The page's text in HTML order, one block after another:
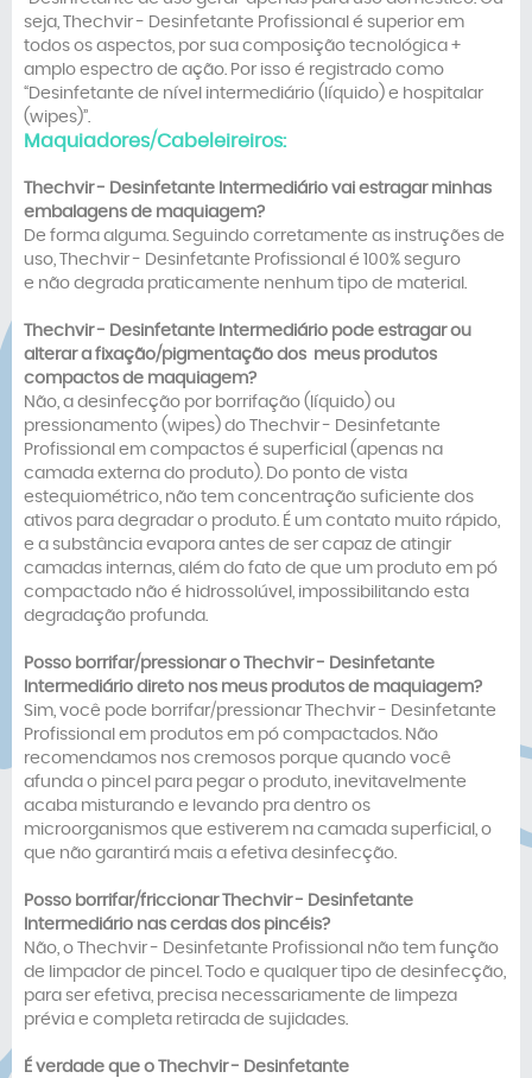
seja, Thechvir - Desinfetante Profissional é superior em
todos os aspectos, por sua composição tecnológica +
amplo espectro de ação. Por isso é registrado como
“Desinfetante de nível intermediário (líquido) e hospitalar
(wipes)”.
Maquiadores/Cabeleireiros:
Thechvir - Desinfetante Intermediário vai estragar minhas
embalagens de maquiagem?
De forma alguma. Seguindo corretamente as instruções de
uso, Thechvir - Desinfetante Profissional é 100% seguro
e não degrada praticamente nenhum tipo de material.
Thechvir - Desinfetante Intermediário pode estragar ou
alterar a fixação/pigmentação dos meus produtos
compactos de maquiagem?
Não, a desinfecção por borrifação (líquido) ou
pressionamento (wipes) do Thechvir - Desinfetante
Profissional em compactos é superficial (apenas na
camada externa do produto). Do ponto de vista
estequiométrico, não tem concentração suficiente dos
ativos para degradar o produto. É um contato muito rápido,
e a substância evapora antes de ser capaz de atingir
camadas internas, além do fato de que um produto em pó
compactado não é hidrossolúvel, impossibilitando esta
degradação profunda.
Posso borrifar/pressionar o Thechvir - Desinfetante
Intermediário direto nos meus produtos de maquiagem?
Sim, você pode borrifar/pressionar Thechvir - Desinfetante
Profissional em produtos em pó compactados. Não
recomendamos nos cremosos porque quando você
afunda o pincel para pegar o produto, inevitavelmente
acaba misturando e levando pra dentro os
microorganismos que estiverem na camada superficial, o
que não garantirá mais a efetiva desinfecção.
Posso borrifar/friccionar Thechvir - Desinfetante
Intermediário nas cerdas dos pincéis?
Não, o Thechvir - Desinfetante Profissional não tem função
de limpador de pincel. Todo e qualquer tipo de desinfecção,
para ser efetiva, precisa necessariamente de limpeza
prévia e completa retirada de sujidades.
É verdade que o Thechvir - Desinfetante